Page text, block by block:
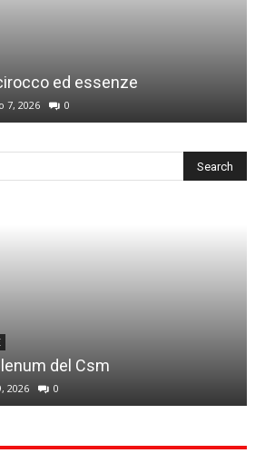
ed essenze
7, 2026 0
del Csm
2026 0